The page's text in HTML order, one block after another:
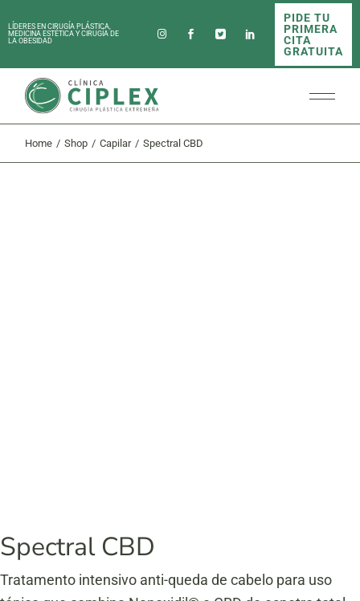
to
theLÍDERES EN CIRUGÍA PLÁSTICA,
MEDICINA ESTÉTICA Y CIRUGÍA DE
LA OBESIDAD
PIDE TU
PRIMERA
CITA
GRATUITA
Home Shop Capilar Spectral CBD
Spectral CBD
Tratamento intensivo anti-queda de cabelo para uso